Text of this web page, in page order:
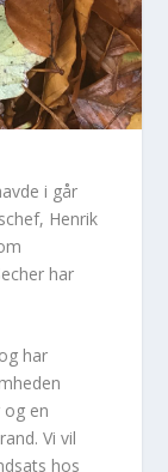
i går
Henrik
har
har
en
Vi vil
hos